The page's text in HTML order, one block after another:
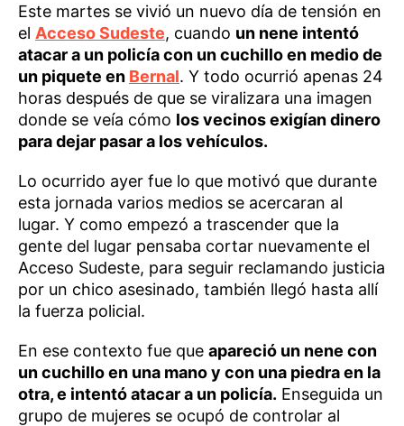
Este martes se vivió un nuevo día de tensión en
el Acceso Sudeste, cuando un nene intentó
atacar a un policía con un cuchillo en medio de
un piquete en Bernal. Y todo ocurrió apenas 24
horas después de que se viralizara una imagen
donde se veía cómo los vecinos exigían dinero
para dejar pasar a los vehículos.
Lo ocurrido ayer fue lo que motivó que durante
esta jornada varios medios se acercaran al
lugar. Y como empezó a trascender que la
gente del lugar pensaba cortar nuevamente el
Acceso Sudeste, para seguir reclamando justicia
por un chico asesinado, también llegó hasta allí
la fuerza policial.
En ese contexto fue que apareció un nene con
un cuchillo en una mano y con una piedra en la
otra, e intentó atacar a un policía. Enseguida un
grupo de mujeres se ocupó de controlar al